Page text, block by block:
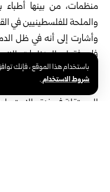
باستخدام هذا الموقع ، فإنك
شروط الاستخدام.
منظمات، من بينها أطباء
والملحة للفلسطينيين في
وأشارت إلى أنه في ظل
فإن فقدان المنظمات
الوصول والاستجابة
السلطات الإسرائيلية
المستقلة في غزة والاستمرار